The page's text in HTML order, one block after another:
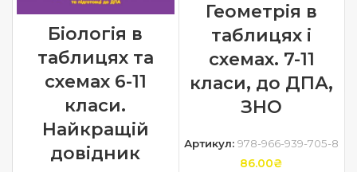
Біологія в
таблицях та
схемах 6-11
класи.
Найкращій
довідник
Геометрія в
таблицях і
схемах. 7-11
класи, до ДПА,
ЗНО
Артикул:978-966-939-705-8
86.00₴